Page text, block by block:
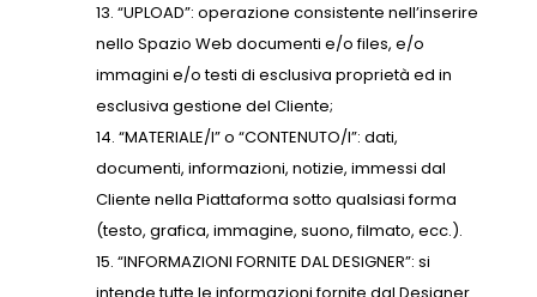
“UPLOAD”: operazione consistente nell’inserire
nello Spazio Web documenti e/o files, e/o
immagini e/o testi di esclusiva proprietà ed in
esclusiva gestione del Cliente;
“MATERIALE/I” o “CONTENUTO/I”: dati,
documenti, informazioni, notizie, immessi dal
Cliente nella Piattaforma sotto qualsiasi forma
(testo, grafica, immagine, suono, filmato, ecc.).
“INFORMAZIONI FORNITE DAL DESIGNER”: si